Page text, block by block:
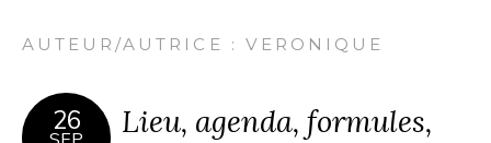
AUTEUR/AUTRICE : VERONIQUE
26
Lieu, agenda, formules,